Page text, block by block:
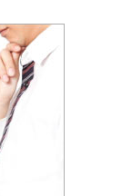
和歌山県
の学力